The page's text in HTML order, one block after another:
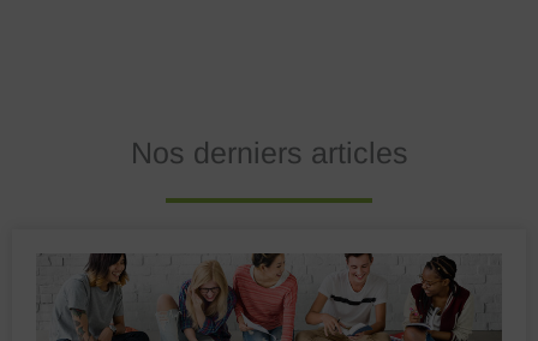
Nos derniers articles